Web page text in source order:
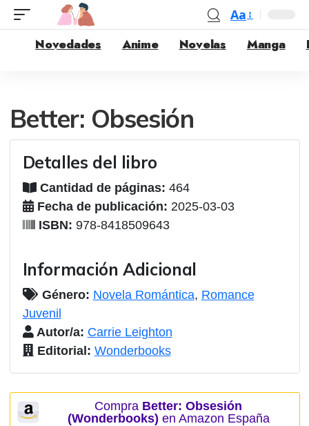
Aa
Novedades
Anime Novelas Manga
Better: Obsesión
Detalles del libro
Cantidad de páginas: 464
Fecha de publicación: 2025-03-03
ISBN: 978-8418509643
Información Adicional
Género: Novela Romántica, Romance
Juvenil
Autor/a: Carrie Leighton
Editorial: Wonderbooks
Compra Better: Obsesión
(Wonderbooks) en Amazon España